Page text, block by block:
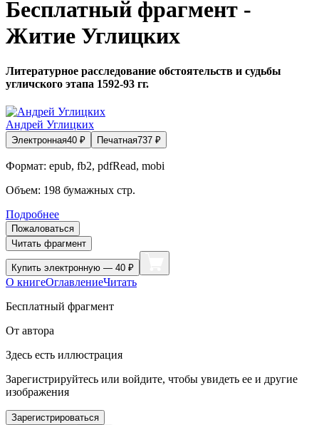
Бесплатный фрагмент -
Житие Углицких
Литературное расследование обстоятельств и судьбы
угличского этапа 1592-93 гг.
Андрей Углицких
Электронная40 ₽ Печатная737 ₽
Формат: epub, fb2, pdfRead, mobi
Объем: 198 бумажных стр.
Подробнее
Пожаловаться
Читать фрагмент
Купить электронную — 40 ₽
О книгеОглавлениеЧитать
Бесплатный фрагмент
От автора
Здесь есть иллюстрация
Зарегистрируйтесь или войдите, чтобы увидеть ее и другие
изображения
Зарегистрироваться